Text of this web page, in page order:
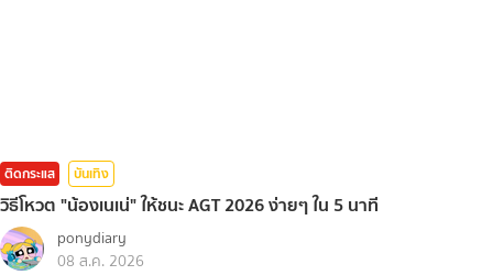
ติดกระแส บันเทิง
วิธีโหวต "น้องเนเน่" ให้ชนะ AGT 2026 ง่ายๆ ใน 5 นาที
ponydiary
08 ส.ค. 2026